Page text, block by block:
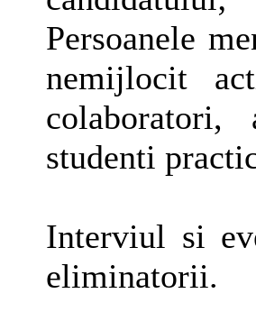
Persoanele
nemijlocit
studenti
Interviul si
eliminatorii.